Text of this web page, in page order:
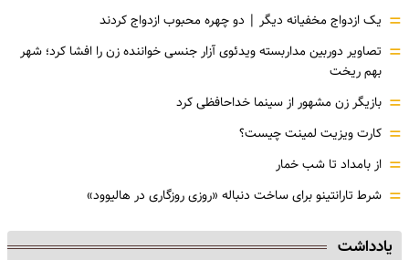
= یک ازدواج مخفیانه دیگر | دو چهره محبوب ازدواج کردند
= تصاویر دوربین مداربسته ویدئوی آزار جنسی خواننده زن را افشا کرد؛ شهر
بهم ریخت
= بازیگر زن مشهور از سینما خداحافظی کرد
= کارت ویزیت لمینت چیست؟
= از بامداد تا شب خمار
= شرط تارانتینو برای ساخت دنباله «روزی روزگاری در هالیوود»
یادداشت